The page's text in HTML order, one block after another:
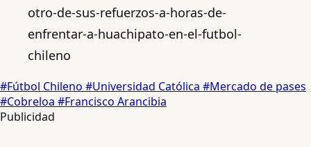
otro-de-sus-refuerzos-a-horas-de-
enfrentar-a-huachipato-en-el-futbol-
chileno
#Fútbol Chileno #Universidad Católica #Mercado de pases
#Cobreloa #Francisco Arancibia
Publicidad